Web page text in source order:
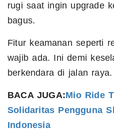
rugi saat ingin upgrade
bagus.
Fitur keamanan seperti
wajib ada. Ini demi
berkendara di jalan raya.
BACA JUGA:Mio Ride
Solidaritas Pengguna
Indonesia